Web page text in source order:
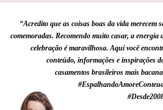
“Acredito que as coisas boas da vida merecem
comemoradas. Recomendo muito casar, a energia
celebração é maravilhosa. Aqui você
conteúdo, informações e inspirações
casamentos brasileiros mais